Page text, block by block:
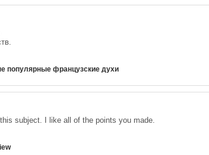
популярные французские духи
subject. I like all of the points you made.